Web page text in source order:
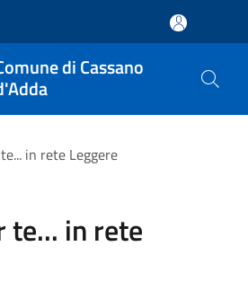
di Cassano
in rete Leggere
te... in rete